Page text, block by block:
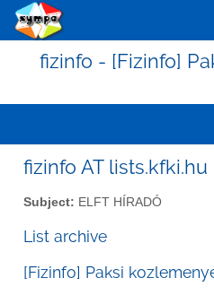
fizinfo - [Fizinfo]
fizinfo AT lists.kfki.hu
Subject: ELFT HÍRADÓ
List archive
[Fizinfo] Paksi